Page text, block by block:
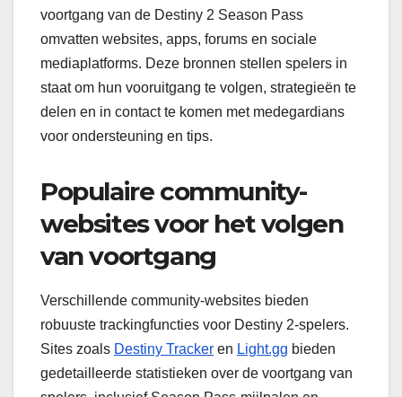
voortgang van de Destiny 2 Season Pass
omvatten websites, apps, forums en sociale
mediaplatforms. Deze bronnen stellen spelers in
staat om hun vooruitgang te volgen, strategieën te
delen en in contact te komen met medegardians
voor ondersteuning en tips.
Populaire community-
websites voor het volgen
van voortgang
Verschillende community-websites bieden
robuuste trackingfuncties voor Destiny 2-spelers.
Sites zoals Destiny Tracker en Light.gg bieden
gedetailleerde statistieken over de voortgang van